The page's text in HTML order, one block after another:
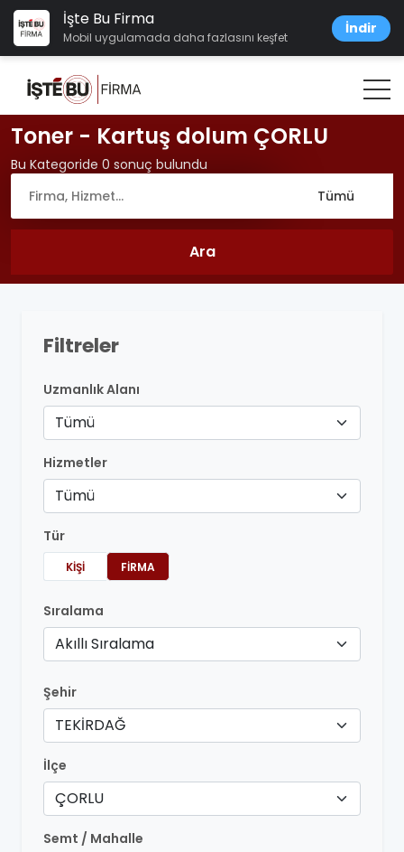
İşte Bu Firma
Mobil uygulamada daha fazlasını keşfet
İndir
Toner - Kartuş dolum ÇORLU
Bu Kategoride 0 sonuç bulundu
Filtreler
Uzmanlık Alanı
Tümü
Hizmetler
Tümü
Tür
KIŞI FIRMA
Sıralama
Akıllı Sıralama
Şehir
TEKİRDAĞ
İlçe
ÇORLU
Semt / Mahalle